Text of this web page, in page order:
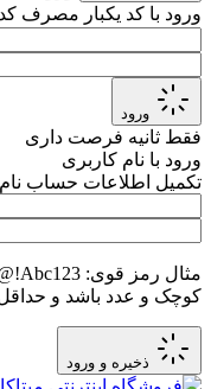
ورود با کد یکبار مصرف کد
ورود
فقط ثانیه فرصت داری
ورود با نام کاربری
تکمیل اطلاعات حساب
مثال رمز قوی: Abc123!@
کوچک و عدد باشد و حداقل ۸ کاراکتر داشته
ذخیره و ورود